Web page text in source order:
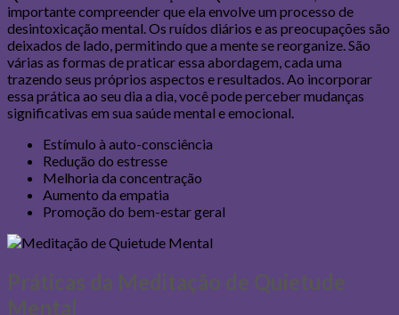
importante compreender que ela envolve um processo de
desintoxicação mental. Os ruídos diários e as preocupações são
deixados de lado, permitindo que a mente se reorganize. São
várias as formas de praticar essa abordagem, cada uma
trazendo seus próprios aspectos e resultados. Ao incorporar
essa prática ao seu dia a dia, você pode perceber mudanças
significativas em sua saúde mental e emocional.
Estímulo à auto-consciência
Redução do estresse
Melhoria da concentração
Aumento da empatia
Promoção do bem-estar geral
Práticas da Meditação de Quietude
Mental